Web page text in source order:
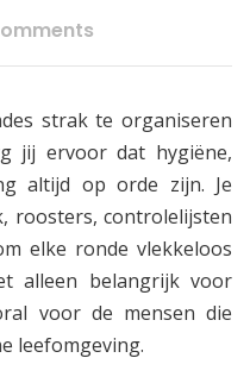
strak te organiseren
jij ervoor dat hygiëne,
altijd op orde zijn.​ Je
roosters, controlelijsten
elke ronde vlekkeloos
alleen belangrijk voor
voor de mensen die
leefomgeving.​